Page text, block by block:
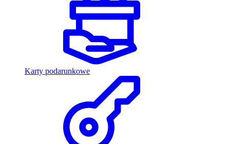
Karty podarunkowe